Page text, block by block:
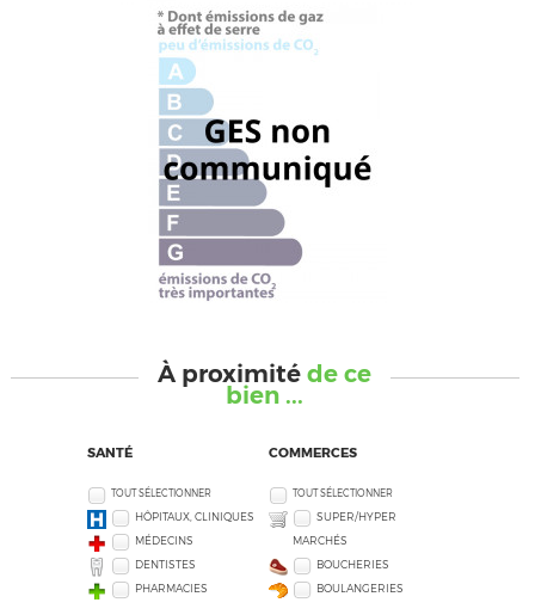
À proximitéde ce
bien ...
SANTÉ
TOUT SÉLECTIONNER
HÔPITAUX, CLINIQUES
MÉDECINS
DENTISTES
PHARMACIES
COMMERCES
TOUT SÉLECTIONNER
SUPER/HYPER
MARCHÉS
BOUCHERIES
BOULANGERIES